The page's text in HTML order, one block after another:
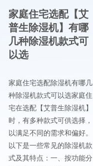
家庭住宅选配【艾
普生除湿机】有哪
几种除湿机款式可
以选
家庭住宅选配除湿机有哪几
种除湿机款式可以选家庭住
宅在选配【艾普生除湿机】
时，有多种款式可供选择，
以满足不同的需求和偏好。
以下是一些常见的除湿机款
式及其特点：一、按功能分